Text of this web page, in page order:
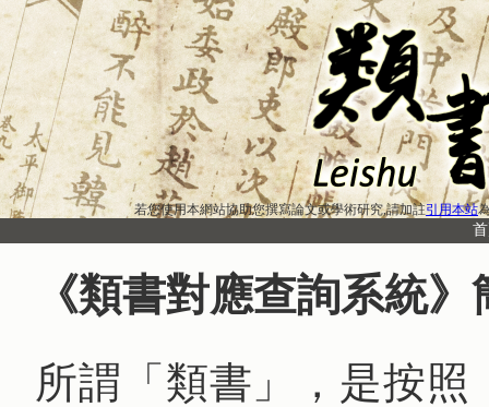
若您使用本網站協助您撰寫論文或學術研究,請加註引用本站
《類書對應查詢系統》
所謂「類書」，是按